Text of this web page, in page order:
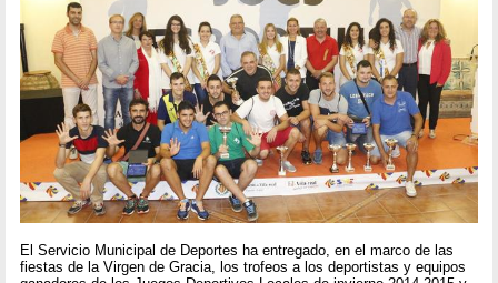
El Servicio Municipal de Deportes ha entregado, en el marco de las
fiestas de la Virgen de Gracia, los trofeos a los deportistas y equipos